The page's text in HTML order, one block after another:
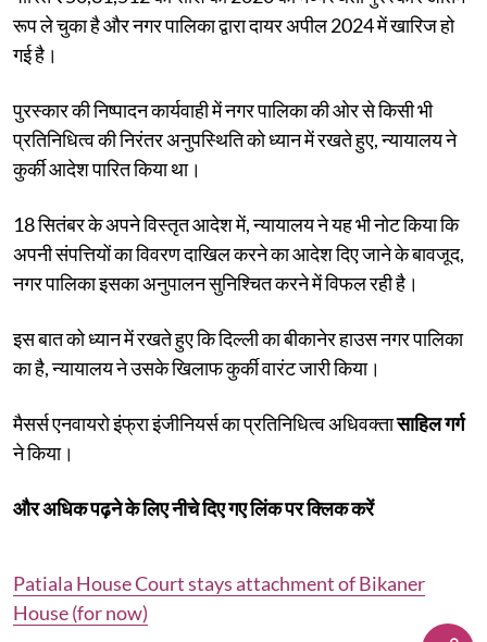
रूप ले चुका है और नगर पालिका द्वारा दायर अपील 2024 में खारिज हो
गई है।
पुरस्कार की निष्पादन कार्यवाही में नगर पालिका की ओर से किसी भी
प्रतिनिधित्व की निरंतर अनुपस्थिति को ध्यान में रखते हुए, न्यायालय ने
कुर्की आदेश पारित किया था।
18 सितंबर के अपने विस्तृत आदेश में, न्यायालय ने यह भी नोट किया कि
अपनी संपत्तियों का विवरण दाखिल करने का आदेश दिए जाने के बावजूद,
नगर पालिका इसका अनुपालन सुनिश्चित करने में विफल रही है।
इस बात को ध्यान में रखते हुए कि दिल्ली का बीकानेर हाउस नगर पालिका
का है, न्यायालय ने उसके खिलाफ कुर्की वारंट जारी किया।
मैसर्स एनवायरो इंफ्रा इंजीनियर्स का प्रतिनिधित्व अधिवक्तासाहिल गर्ग
ने किया।
और अधिक पढ़ने के लिए नीचे दिए गए लिंक पर क्लिक करें
Patiala House Court stays attachment of Bikaner
House (for now)